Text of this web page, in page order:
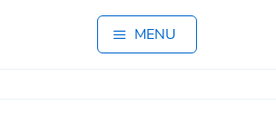
MENU